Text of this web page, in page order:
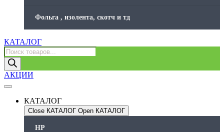
Фольга , изолента, скотч и тд
КАТАЛОГ
Поиск
товаров
АКЦИИ
КАТАЛОГ
Close КАТАЛОГ Open КАТАЛОГ
HP